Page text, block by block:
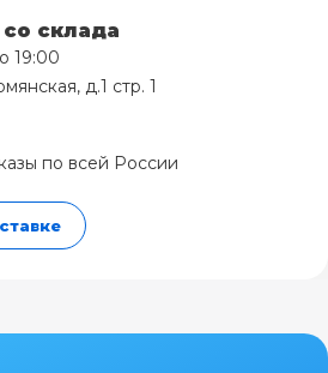
склада
19:00
д.1 стр. 1
по всей России